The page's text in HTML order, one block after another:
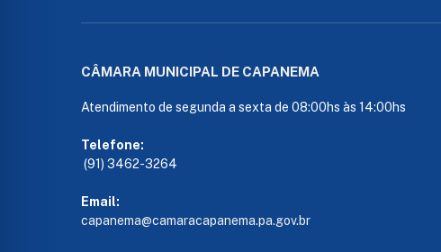
CÂMARA MUNICIPAL DE CAPANEMA
Atendimento de segunda a sexta de 08:00hs às 14:00hs
Telefone:
(91) 3462-3264
Email:
capanema@camaracapanema.pa.gov.br